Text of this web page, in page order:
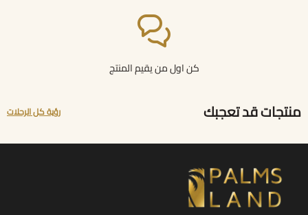
كن اول من يقيم المنتج
منتجات قد تعجبك رؤية كل الرحلات